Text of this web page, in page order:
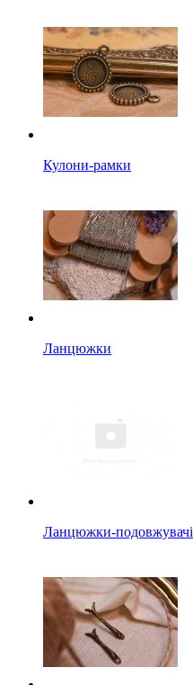
Кулони-рамки
Ланцюжки
Ланцюжки-подовжувачі